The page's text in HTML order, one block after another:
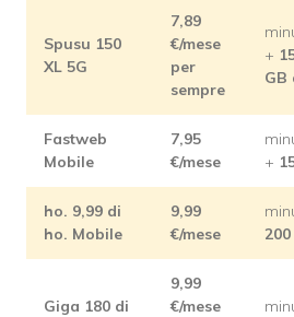
Spusu 150
XL 5G
7,89
€/mese
per
sempre
+
GB
Fastweb
Mobile
7,95
€/mese
+
ho. 9,99 di
ho. Mobile
9,99
€/mese
Giga 180 di
9,99
€/mese